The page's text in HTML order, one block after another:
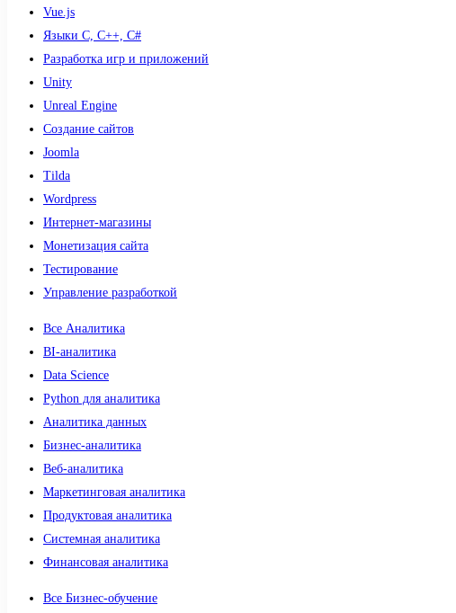
Vue.js
Языки С, С++, С#
Разработка игр и приложений
Unity
Unreal Engine
Создание сайтов
Joomla
Tilda
Wordpress
Интернет-магазины
Монетизация сайта
Тестирование
Управление разработкой
Все Аналитика
BI-аналитика
Data Science
Python для аналитика
Аналитика данных
Бизнес-аналитика
Веб-аналитика
Маркетинговая аналитика
Продуктовая аналитика
Системная аналитика
Финансовая аналитика
Все Бизнес-обучение